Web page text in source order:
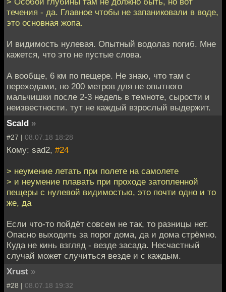
течения - да. Главное чтобы не запаниковали в воде,
это основная жопа.
И видимость нулевая. Опытный водолаз погиб. Мне
кажется, что это не пустые слова.
А вообще, 6 км по пещере. Не знаю, что там с
переходами, но 200 метров для не опытного
мальчишки после 2-3 недель в темноте, сырости и
неизвестности. тут не каждый взрослый выдержит.
Scald »
#27 | 08.07.18 18:28
Кому: sad2, #24
> неумение летать при полете на самолете
> и неумение плавать при проходе затопленной
пещеры с нулевой видимостью, это почти одно и то
же, да
Если что-то пойдёт совсем не так, то разницы нет.
Опасно выходить за порог дома, да и дома стрёмно.
Куда не кинь взгляд - везде засада. Несчастный
случай может случиться везде и с каждым.
Xrust »
#28 | 08.07.18 19:32